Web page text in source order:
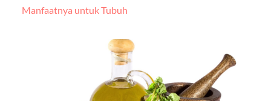
Manfaatnya untuk Tubuh